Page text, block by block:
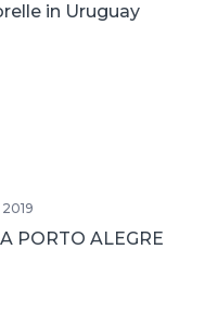
in Uruguay
PORTO ALEGRE